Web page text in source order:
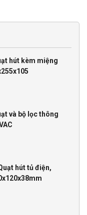
hút kèm miệng
và bộ lọc thông
hút tủ điện,
12V, 120x120x38mm